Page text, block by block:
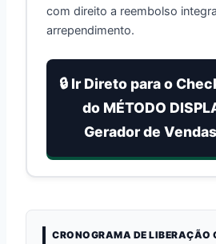
com direito a reembolso
arrependimento.
🔒 Ir Direto para o
do MÉTODO
Gerador de
CRONOGRAMA DE LIBERAÇÃO